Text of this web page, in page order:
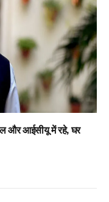
और आईसीयू में रहे, घर